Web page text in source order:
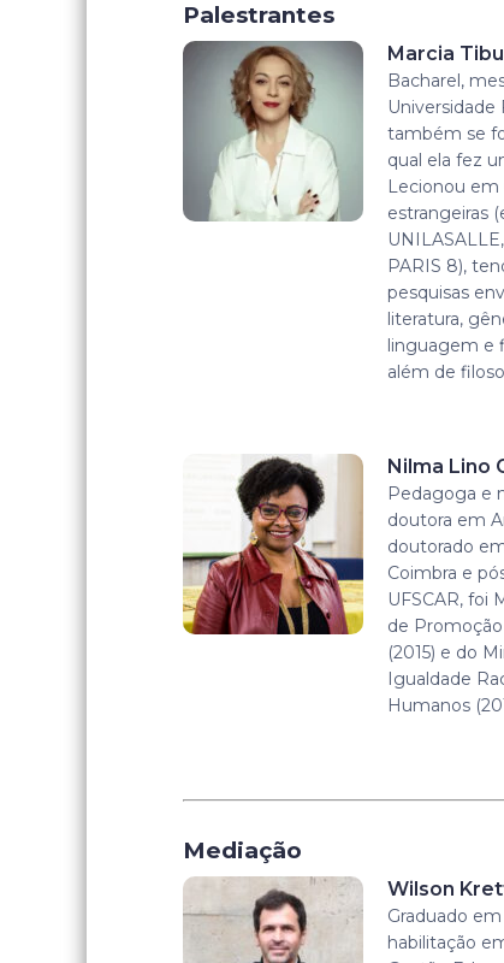
Palestrantes
Marcia
Bacharel,
Universidade
também se
qual ela fez
Lecionou em
estrangeiras
PARIS 8),
pesquisas
literatura,
linguagem e
além de
Nilma Lino
Pedagoga e
doutora em
doutorado
Coimbra e
UFSCAR, foi
de
(2015) e do
Igualdade
Humanos
Mediação
Wilson
Graduado
habilitação